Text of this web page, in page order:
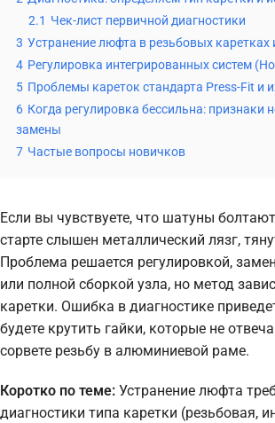
2.1 Чек-лист первичной диагностики
3 Устранение люфта в резьбовых каретках
4 Регулировка интегрированных систем
5 Проблемы кареток стандарта Press-Fit и
6 Когда регулировка бессильна: признаки
замены
7 Частые вопросы новичков
Если вы чувствуете, что шатуны
старте слышен металлический лязг,
Проблема решается регулировкой,
или полной сборкой узла, но метод
каретки. Ошибка в диагностике
будете крутить гайки, которые не
сорвете резьбу в алюминиевой раме.
Коротко по теме: Устранение люфта
диагностики типа каретки (резьбовая,